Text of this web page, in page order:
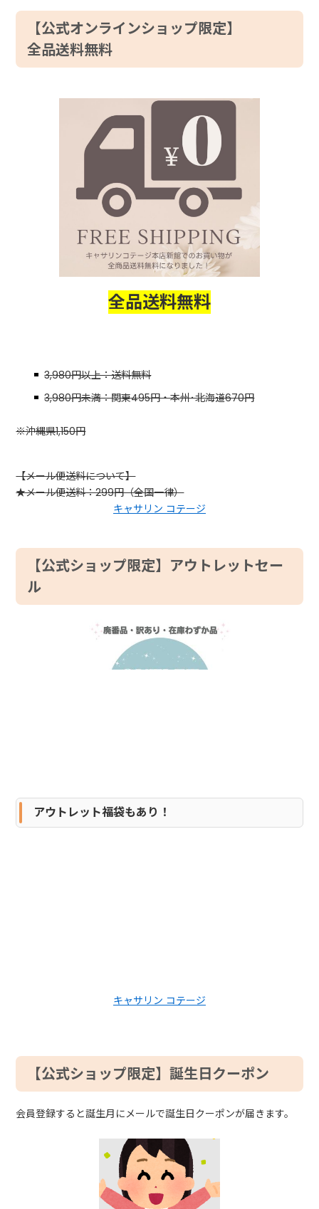
【公式オンラインショップ限定】
全品送料無料
全品送料無料
3,980円以上：送料無料
3,980円未満：関東495円・本州･北海道670円
※沖縄県1,150円
【メール便送料について】
★メール便送料：299円（全国一律）
キャサリン コテージ
【公式ショップ限定】アウトレットセー
ル
アウトレット福袋もあり！
キャサリン コテージ
【公式ショップ限定】誕生日クーポン
会員登録すると誕生月にメールで誕生日クーポンが届きます。